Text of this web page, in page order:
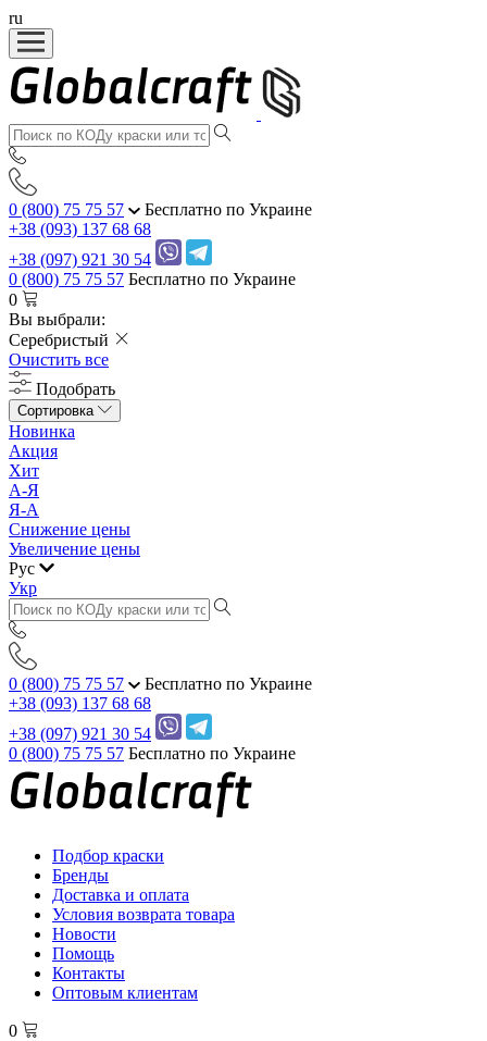
ru
0 (800) 75 75 57
Бесплатно по Украине
+38 (093) 137 68 68
+38 (097) 921 30 54
0 (800) 75 75 57 Бесплатно по Украине
0
Вы выбрали:
Серебристый
Очистить все
Подобрать
Сортировка
Новинка
Акция
Хит
А-Я
Я-А
Снижение цены
Увеличение цены
Рус
Укр
0 (800) 75 75 57
Бесплатно по Украине
+38 (093) 137 68 68
+38 (097) 921 30 54
0 (800) 75 75 57 Бесплатно по Украине
Подбор краски
Бренды
Доставка и оплата
Условия возврата товара
Новости
Помощь
Контакты
Оптовым клиентам
0